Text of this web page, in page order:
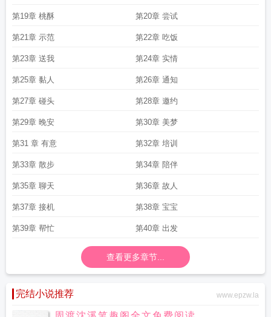
第19章 桃酥 第20章 尝试
第21章 示范 第22章 吃饭
第23章 送我 第24章 实情
第25章 黏人 第26章 通知
第27章 碰头 第28章 邀约
第29章 晚安 第30章 美梦
第31 章 有意 第32章 培训
第33章 散步 第34章 陪伴
第35章 聊天 第36章 故人
第37章 接机 第38章 宝宝
第39章 帮忙 第40章 出发
查看更多章节...
完结小说推荐 www.epzw.la